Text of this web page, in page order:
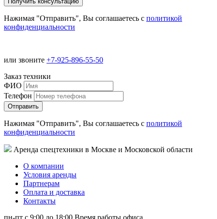
Нажимая "Отправить", Вы соглашаетесь с политикой
конфиденциальности
или звоните +7-925-896-55-50
Заказ техники
ФИО
Телефон
Нажимая "Отправить", Вы соглашаетесь с политикой
конфиденциальности
Аренда спецтехники в Москве и Московской области
О компании
Условия аренды
Партнерам
Оплата и доставка
Контакты